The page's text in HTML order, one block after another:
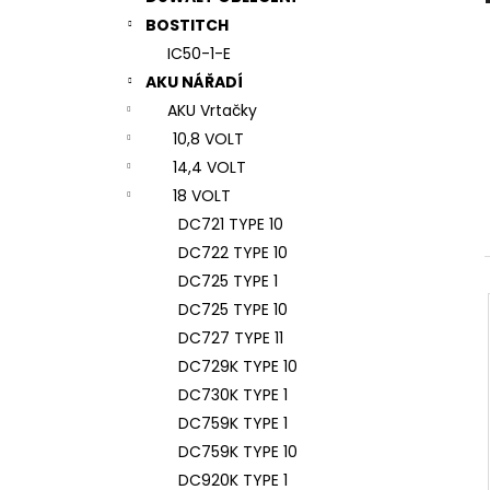
BOSTITCH
IC50-1-E
AKU NÁŘADÍ
AKU Vrtačky
10,8 VOLT
14,4 VOLT
18 VOLT
DC721 TYPE 10
DC722 TYPE 10
DC725 TYPE 1
DC725 TYPE 10
DC727 TYPE 11
DC729K TYPE 10
DC730K TYPE 1
DC759K TYPE 1
DC759K TYPE 10
DC920K TYPE 1
7# N196034 RYCHLOUPÍNACÍ SKLÍČIDLO
944 Kč